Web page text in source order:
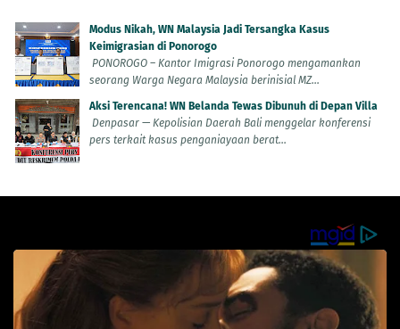
Modus Nikah, WN Malaysia Jadi Tersangka Kasus
Keimigrasian di Ponorogo
PONOROGO – Kantor Imigrasi Ponorogo mengamankan
seorang Warga Negara Malaysia berinisial MZ...
Aksi Terencana! WN Belanda Tewas Dibunuh di Depan Villa
Denpasar — Kepolisian Daerah Bali menggelar konferensi
pers terkait kasus penganiayaan berat...